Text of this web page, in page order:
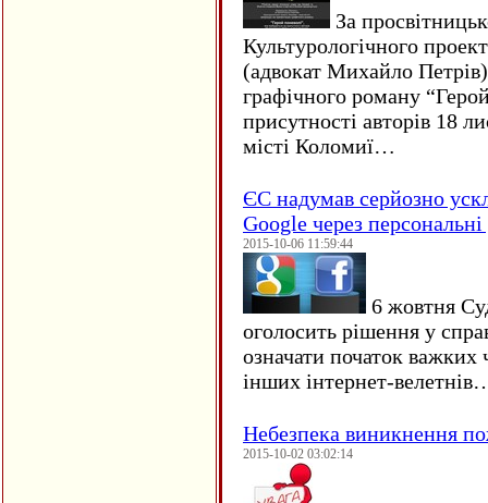
За
Культурологічного
(адвокат Михайло
графічного роману
присутності авторів 18
місті Коломиї…
ЄC надумав серйозно
Google через персональні
2015-10-06 11:59:44
6 жовтня
оголосить рішення у
означати початок важких
інших інтернет-
Небезпека виникнення
2015-10-02 03:02:14